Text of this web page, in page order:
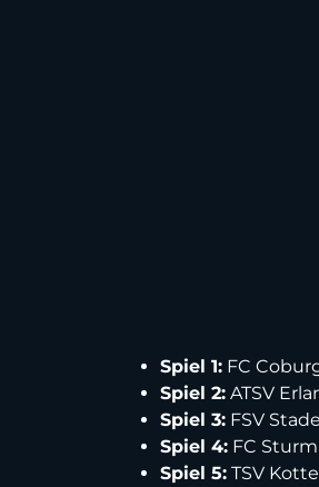
Spiel 1: FC
Spiel 2: ATSV
Spiel 3: FSV
Spiel 4: FC
Spiel 5: TSV